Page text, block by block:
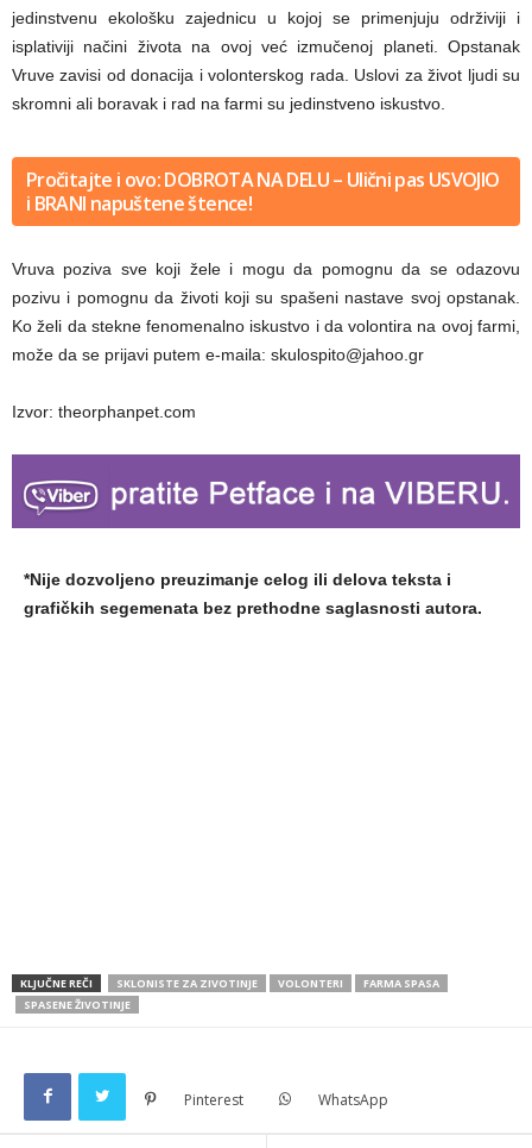
jedinstvenu ekološku zajednicu u kojoj se primenjuju održiviji i
isplativiji načini života na ovoj već izmučenoj planeti. Opstanak
Vruve zavisi od donacija i volonterskog rada. Uslovi za život ljudi su
skromni ali boravak i rad na farmi su jedinstveno iskustvo.
Pročitajte i ovo: DOBROTA NA DELU – Ulični pas USVOJIO
i BRANI napuštene štence!
Vruva poziva sve koji žele i mogu da pomognu da se odazovu
pozivu i pomognu da životi koji su spašeni nastave svoj opstanak.
Ko želi da stekne fenomenalno iskustvo i da volontira na ovoj farmi,
može da se prijavi putem e-maila: skulospito@jahoo.gr
Izvor: theorphanpet.com
*Nije dozvoljeno preuzimanje celog ili delova teksta i
grafičkih segemenata bez prethodne saglasnosti autora.
KLJUČNE REČI SKLONISTE ZA ZIVOTINJE VOLONTERI
FARMA SPASA
SPASENE ŽIVOTINJE
Pinterest WhatsApp